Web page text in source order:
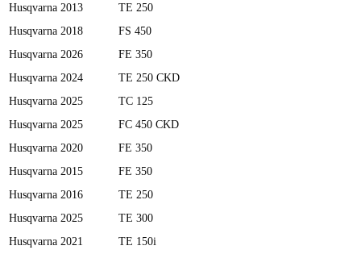
Husqvarna 2013
TE 250
Husqvarna 2018
FS 450
Husqvarna 2026
FE 350
Husqvarna 2024
TE 250 CKD
Husqvarna 2025
TC 125
Husqvarna 2025
FC 450 CKD
Husqvarna 2020
FE 350
Husqvarna 2015
FE 350
Husqvarna 2016
TE 250
Husqvarna 2025
TE 300
Husqvarna 2021
TE 150i